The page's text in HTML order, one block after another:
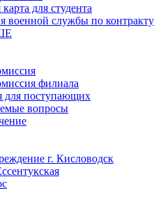
для студента
военной службы по контракту
филиала
для поступающих
вопросы
г. Кисловодск